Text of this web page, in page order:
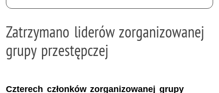
Zatrzymano liderów zorganizowanej
grupy przestępczej
Czterech członków zorganizowanej grupy